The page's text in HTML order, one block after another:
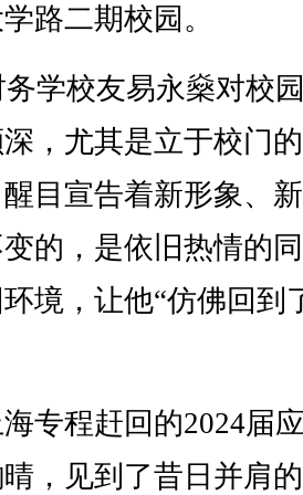
路二期校园。
学校友易永燊对校
，尤其是立于校门
目宣告着新形象、
的，是依旧热情的
境，让他“仿佛回到
程赶回的2024届
，见到了昔日并肩